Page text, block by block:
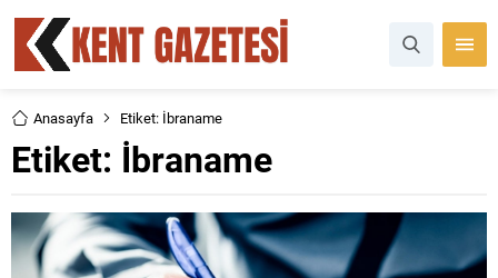
Anasayfa Etiket: İbraname
Etiket: İbraname